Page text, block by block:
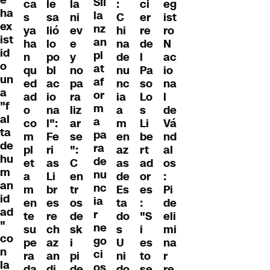
ha
ex
ist
id
o
un
a
"f
al
ta
de
hu
m
an
id
ad
"
co
n
la
ca
s
ya
ha
n
qu
ed
ad
o
co
m
pl
et
a
m
en
te
su
pe
ra
le
sa
lió
lo
po
bl
ac
io
na
l":
Fe
ri
as
Li
br
es
re
ch
az
an
la
ni
ev
e
y
no
pa
ra
liz
ar
se
":
C
en
tr
os
de
sk
i
pi
la
nz
an
pl
at
af
or
m
a
pa
ra
de
nu
nc
ia
r
ne
go
ci
:
C
hi
na
de
nu
nc
ia
a
m
en
az
as
de
Es
ta
do
s
U
ni
ci
er
re
de
l
Pa
so
Lo
s
Li
be
rt
ad
or
es
:
"S
i
es
to
eg
ist
ro
N
ac
io
na
l
de
Vá
nd
al
os
:
Pi
de
eli
mi
na
r